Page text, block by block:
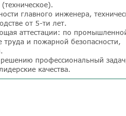
главного инженера,
от 5-ти лет.
аттестации: по
труда и пожарной безопасности,
профессиональный
качества.